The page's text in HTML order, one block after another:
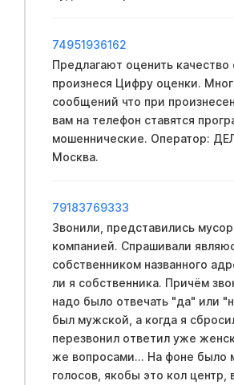
74951936162
Предлагают оценить качество
произнеся Цифру оценки.
сообщений что при
вам на телефон ставятся
мошеннические. Оператор:
Москва.
79183769333
Звонили, представились
компанией. Спрашивали
собственником названного
ли я собственника. Причём
надо было отвечать "да" или
был мужской, а когда я
перезвонил ответил уже
же вопросами... На фоне было
голосов, якобы это кол центр,